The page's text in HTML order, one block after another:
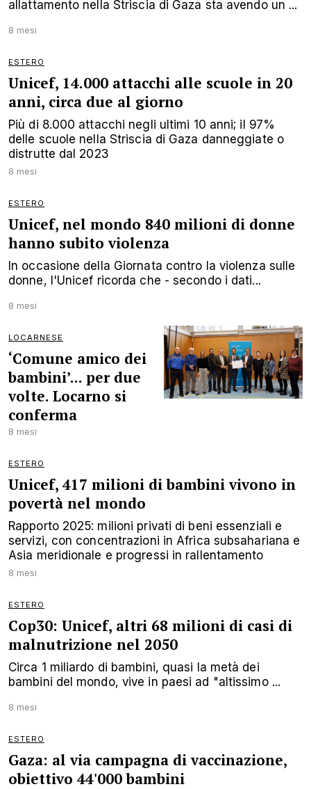
allattamento nella Striscia di Gaza sta avendo un ...
8 mesi
ESTERO
Unicef, 14.000 attacchi alle scuole in 20
anni, circa due al giorno
Più di 8.000 attacchi negli ultimi 10 anni; il 97%
delle scuole nella Striscia di Gaza danneggiate o
distrutte dal 2023
8 mesi
ESTERO
Unicef, nel mondo 840 milioni di donne
hanno subito violenza
In occasione della Giornata contro la violenza sulle
donne, l'Unicef ricorda che - secondo i dati...
8 mesi
LOCARNESE
‘Comune amico dei
bambini’... per due
volte. Locarno si
conferma
8 mesi
ESTERO
Unicef, 417 milioni di bambini vivono in
povertà nel mondo
Rapporto 2025: milioni privati di beni essenziali e
servizi, con concentrazioni in Africa subsahariana e
Asia meridionale e progressi in rallentamento
8 mesi
ESTERO
Cop30: Unicef, altri 68 milioni di casi di
malnutrizione nel 2050
Circa 1 miliardo di bambini, quasi la metà dei
bambini del mondo, vive in paesi ad "altissimo ...
8 mesi
ESTERO
Gaza: al via campagna di vaccinazione,
obiettivo 44'000 bambini